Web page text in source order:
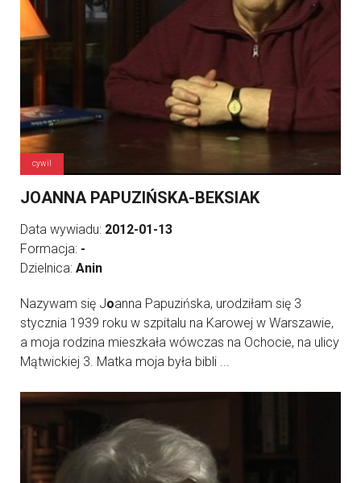
cywil
JOANNA PAPUZIŃSKA-BEKSIAK
Data wywiadu: 2012-01-13
Formacja: -
Dzielnica: Anin
Nazywam się Joanna Papuzińska, urodziłam się 3
stycznia 1939 roku w szpitalu na Karowej w Warszawie,
a moja rodzina mieszkała wówczas na Ochocie, na ulicy
Mątwickiej 3. Matka moja była bibli ...